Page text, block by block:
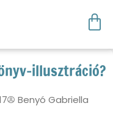
illusztráció?
Benyó Gabriella